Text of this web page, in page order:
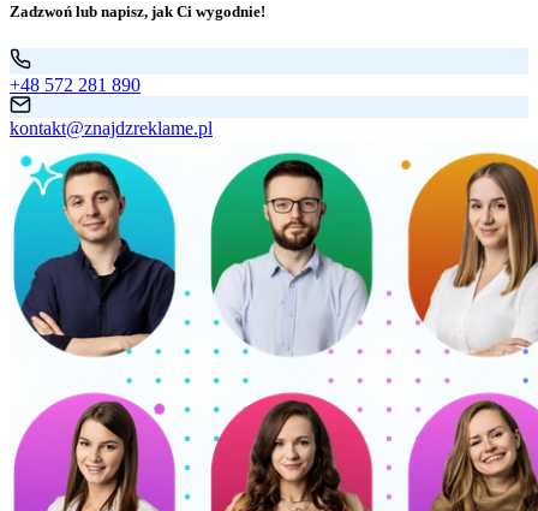
Zadzwoń lub napisz, jak Ci wygodnie!
+48 572 281 890
kontakt@znajdzreklame.pl